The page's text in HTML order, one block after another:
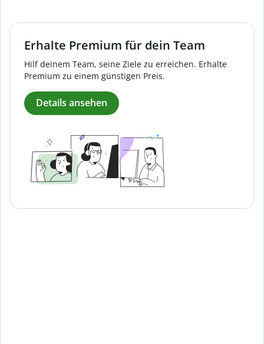
Erhalte Premium für dein Team
Hilf deinem Team, seine Ziele zu erreichen. Erhalte
Premium zu einem günstigen Preis.
Details ansehen